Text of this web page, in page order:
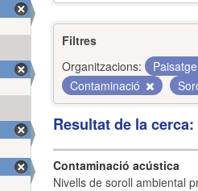
Filtres
Organitzacions:
Contaminació
Resultat de la
Contaminació acústica
Nivells de soroll ambiental